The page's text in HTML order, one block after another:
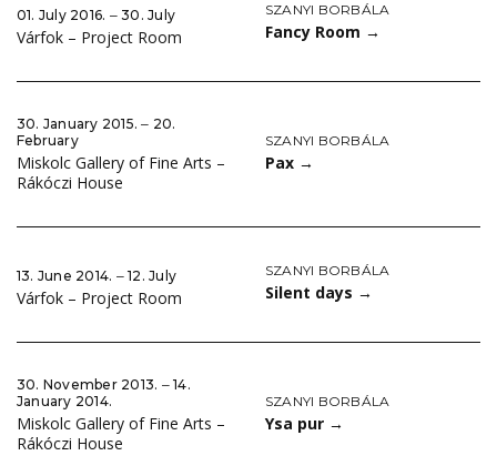
01. July 2016. ‒ 30. July
Várfok – Project Room
SZANYI BORBÁLA
Fancy Room →
30. January 2015. ‒ 20.
February
Miskolc Gallery of Fine Arts –
Rákóczi House
SZANYI BORBÁLA
Pax →
13. June 2014. ‒ 12. July
Várfok – Project Room
SZANYI BORBÁLA
Silent days →
30. November 2013. ‒ 14.
January 2014.
Miskolc Gallery of Fine Arts –
Rákóczi House
SZANYI BORBÁLA
Ysa pur →